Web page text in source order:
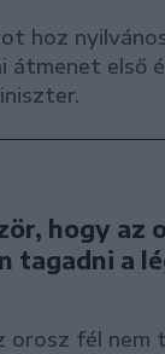
hoz
átmenet első
hogy az
tagadni a
orosz fél nem